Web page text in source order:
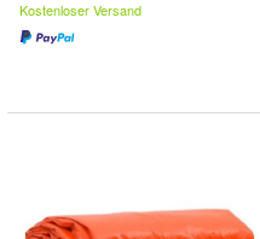
Kostenloser Versand